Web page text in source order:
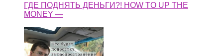
ГДЕ ПОДНЯТЬ ДЕНЬГИ?! HOW TO UP THE
MONEY —